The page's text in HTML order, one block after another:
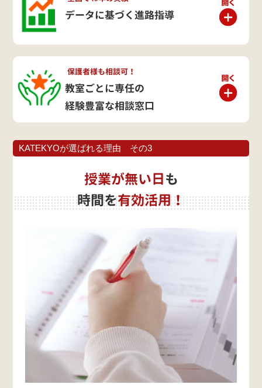
データに基づく進路指導
保護者様も相談可！
教室ごとに専任の
経験豊富な相談窓口
KATEKYOが選ばれる理由 その3
授業が無い日も
時間を有効活用！